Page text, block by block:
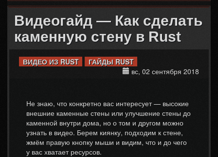
Видеогайд — Как сделать
каменную стену в Rust
ВИДЕО ИЗ RUST
ГАЙДЫ RUST
вс, 02 сентября 2018
Не знаю, что конкретно вас интересует — высокие
внешние каменные стены или улучшение стены до
каменной внутри дома, но о том и другом можно
узнать в видео. Берем киянку, подходим к стене,
жмём правую кнопку мыши и видим, что и до чего
у вас хватает ресурсов.